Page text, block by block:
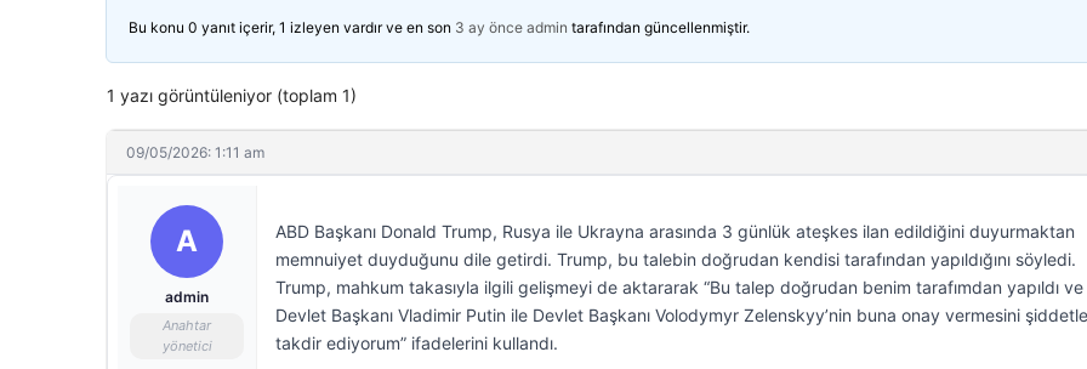
Bu konu 0 yanıt içerir, 1 izleyen vardır ve en son 3 ay önce admin tarafından güncellenmiştir.
1 yazı görüntüleniyor (toplam 1)
09/05/2026: 1:11 am
A
admin
Anahtar
yönetici
ABD Başkanı Donald Trump, Rusya ile Ukrayna arasında 3 günlük ateşkes ilan edildiğini duyurmaktan
memnuiyet duyduğunu dile getirdi. Trump, bu talebin doğrudan kendisi tarafından yapıldığını söyledi.
Trump, mahkum takasıyla ilgili gelişmeyi de aktararak “Bu talep doğrudan benim tarafımdan yapıldı ve
Devlet Başkanı Vladimir Putin ile Devlet Başkanı Volodymyr Zelenskyy’nin buna onay vermesini şiddetle
takdir ediyorum” ifadelerini kullandı.